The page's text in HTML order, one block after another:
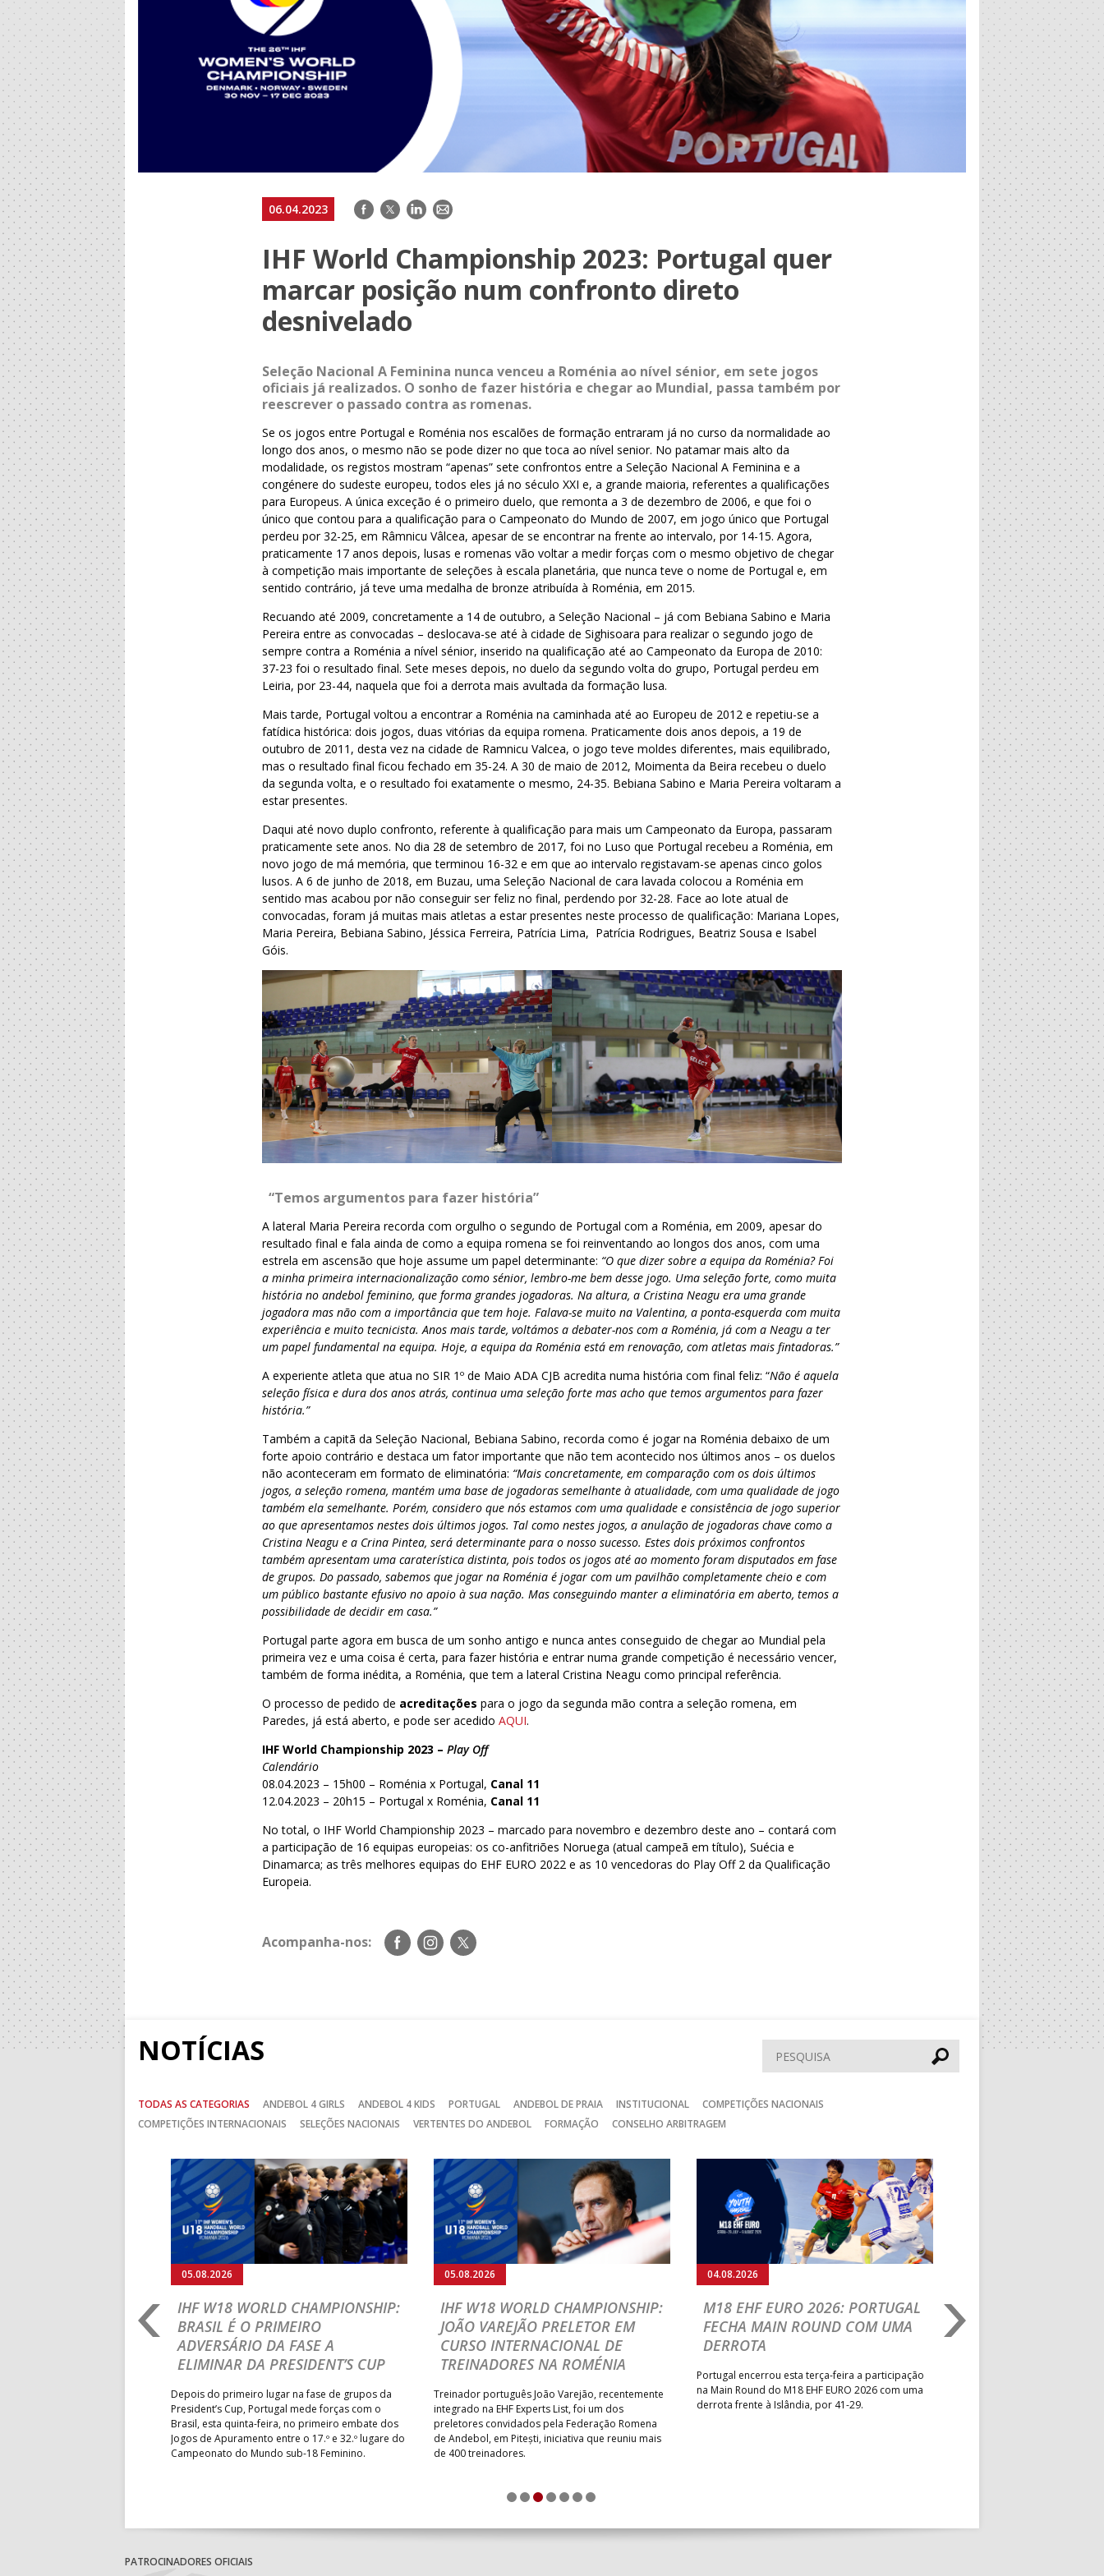
06.04.2023 Facebook
TwitterLinkedIn
E-
IHF World Championship 2023: Portugal quer
marcar posição num confronto direto
desnivelado
Seleção Nacional A Feminina nunca venceu a Roménia ao nível sénior, em sete jogos
oficiais já realizados. O sonho de fazer história e chegar ao Mundial, passa também por
reescrever o passado contra as romenas.
Se os jogos entre Portugal e Roménia nos escalões de formação entraram já no curso da normalidade ao
longo dos anos, o mesmo não se pode dizer no que toca ao nível senior. No patamar mais alto da
modalidade, os registos mostram “apenas” sete confrontos entre a Seleção Nacional A Feminina e a
congénere do sudeste europeu, todos eles já no século XXI e, a grande maioria, referentes a qualificações
para Europeus. A única exceção é o primeiro duelo, que remonta a 3 de dezembro de 2006, e que foi o
único que contou para a qualificação para o Campeonato do Mundo de 2007, em jogo único que Portugal
perdeu por 32-25, em Râmnicu Vâlcea, apesar de se encontrar na frente ao intervalo, por 14-15. Agora,
praticamente 17 anos depois, lusas e romenas vão voltar a medir forças com o mesmo objetivo de chegar
à competição mais importante de seleções à escala planetária, que nunca teve o nome de Portugal e, em
sentido contrário, já teve uma medalha de bronze atribuída à Roménia, em 2015.
Recuando até 2009, concretamente a 14 de outubro, a Seleção Nacional – já com Bebiana Sabino e Maria
Pereira entre as convocadas – deslocava-se até à cidade de Sighisoara para realizar o segundo jogo de
sempre contra a Roménia a nível sénior, inserido na qualificação até ao Campeonato da Europa de 2010:
37-23 foi o resultado final. Sete meses depois, no duelo da segundo volta do grupo, Portugal perdeu em
Leiria, por 23-44, naquela que foi a derrota mais avultada da formação lusa.
Mais tarde, Portugal voltou a encontrar a Roménia na caminhada até ao Europeu de 2012 e repetiu-se a
fatídica histórica: dois jogos, duas vitórias da equipa romena. Praticamente dois anos depois, a 19 de
outubro de 2011, desta vez na cidade de Ramnicu Valcea, o jogo teve moldes diferentes, mais equilibrado,
mas o resultado final ficou fechado em 35-24. A 30 de maio de 2012, Moimenta da Beira recebeu o duelo
da segunda volta, e o resultado foi exatamente o mesmo, 24-35. Bebiana Sabino e Maria Pereira voltaram a
estar presentes.
Daqui até novo duplo confronto, referente à qualificação para mais um Campeonato da Europa, passaram
praticamente sete anos. No dia 28 de setembro de 2017, foi no Luso que Portugal recebeu a Roménia, em
novo jogo de má memória, que terminou 16-32 e em que ao intervalo registavam-se apenas cinco golos
lusos. A 6 de junho de 2018, em Buzau, uma Seleção Nacional de cara lavada colocou a Roménia em
sentido mas acabou por não conseguir ser feliz no final, perdendo por 32-28. Face ao lote atual de
convocadas, foram já muitas mais atletas a estar presentes neste processo de qualificação: Mariana Lopes,
Maria Pereira, Bebiana Sabino, Jéssica Ferreira, Patrícia Lima, Patrícia Rodrigues, Beatriz Sousa e Isabel
Góis.
“Temos argumentos para fazer história”
A lateral Maria Pereira recorda com orgulho o segundo de Portugal com a Roménia, em 2009, apesar do
resultado final e fala ainda de como a equipa romena se foi reinventando ao longos dos anos, com uma
estrela em ascensão que hoje assume um papel determinante: “O que dizer sobre a equipa da Roménia? Foi
a minha primeira internacionalização como sénior, lembro-me bem desse jogo. Uma seleção forte, como muita
história no andebol feminino, que forma grandes jogadoras. Na altura, a Cristina Neagu era uma grande
jogadora mas não com a importância que tem hoje. Falava-se muito na Valentina, a ponta-esquerda com muita
experiência e muito tecnicista. Anos mais tarde, voltámos a debater-nos com a Roménia, já com a Neagu a ter
um papel fundamental na equipa. Hoje, a equipa da Roménia está em renovação, com atletas mais fintadoras.”
A experiente atleta que atua no SIR 1º de Maio ADA CJB acredita numa história com final feliz: “Não é aquela
seleção física e dura dos anos atrás, continua uma seleção forte mas acho que temos argumentos para fazer
história.”
Também a capitã da Seleção Nacional, Bebiana Sabino, recorda como é jogar na Roménia debaixo de um
forte apoio contrário e destaca um fator importante que não tem acontecido nos últimos anos – os duelos
não aconteceram em formato de eliminatória: “Mais concretamente, em comparação com os dois últimos
jogos, a seleção romena, mantém uma base de jogadoras semelhante à atualidade, com uma qualidade de jogo
também ela semelhante. Porém, considero que nós estamos com uma qualidade e consistência de jogo superior
ao que apresentamos nestes dois últimos jogos. Tal como nestes jogos, a anulação de jogadoras chave como a
Cristina Neagu e a Crina Pintea, será determinante para o nosso sucesso. Estes dois próximos confrontos
também apresentam uma caraterística distinta, pois todos os jogos até ao momento foram disputados em fase
de grupos. Do passado, sabemos que jogar na Roménia é jogar com um pavilhão completamente cheio e com
um público bastante efusivo no apoio à sua nação. Mas conseguindo manter a eliminatória em aberto, temos a
possibilidade de decidir em casa.”
Portugal parte agora em busca de um sonho antigo e nunca antes conseguido de chegar ao Mundial pela
primeira vez e uma coisa é certa, para fazer história e entrar numa grande competição é necessário vencer,
também de forma inédita, a Roménia, que tem a lateral Cristina Neagu como principal referência.
O processo de pedido de acreditaçõespara o jogo da segunda mão contra a seleção romena, em
Paredes, já está aberto, e pode ser acedidoAQUI.
IHF World Championship 2023 –Play Off
Calendário
08.04.2023 – 15h00 – Roménia x Portugal, Canal 11
12.04.2023 – 20h15 – Portugal x Roménia, Canal 11
No total, o IHF World Championship 2023 – marcado para novembro e dezembro deste ano – contará com
a participação de 16 equipas europeias: os co-anfitriões Noruega (atual campeã em título), Suécia e
Dinamarca; as três melhores equipas do EHF EURO 2022 e as 10 vencedoras do Play Off 2 da Qualificação
Europeia.
Acompanha-nos:
Siga-
nos
Siga-
nos
Siga-
nos
NOTÍCIAS Pesquisar
TODAS AS CATEGORIAS ANDEBOL 4 GIRLS ANDEBOL 4 KIDS PORTUGAL ANDEBOL DE PRAIA INSTITUCIONAL
COMPETIÇÕES NACIONAIS
COMPETIÇÕES INTERNACIONAIS
SELEÇÕES NACIONAIS VERTENTES DO ANDEBOL FORMAÇÃO CONSELHO ARBITRAGEM
05.08.2026
IHF W18 WORLD CHAMPIONSHIP:
BRASIL É O PRIMEIRO
ADVERSÁRIO DA FASE A
ELIMINAR DA PRESIDENT’S CUP
Depois do primeiro lugar na fase de grupos da
President’s Cup, Portugal mede forças com o
Brasil, esta quinta-feira, no primeiro embate dos
Jogos de Apuramento entre o 17.º e 32.º lugare do
Campeonato do Mundo sub-18 Feminino.
05.08.2026
IHF W18 WORLD CHAMPIONSHIP:
JOÃO VAREJÃO PRELETOR EM
CURSO INTERNACIONAL DE
TREINADORES NA ROMÉNIA
Treinador português João Varejão, recentemente
integrado na EHF Experts List, foi um dos
preletores convidados pela Federação Romena
de Andebol, em Pitești, iniciativa que reuniu mais
de 400 treinadores.
04.08.2026
M18 EHF EURO 2026: PORTUGAL
FECHA MAIN ROUND COM UMA
DERROTA
Portugal encerrou esta terça-feira a participação
na Main Round do M18 EHF EURO 2026 com uma
derrota frente à Islândia, por 41-29.
Anterior Seguinte
1 2 3 4 5 6 7
PATROCINADORES OFICIAIS